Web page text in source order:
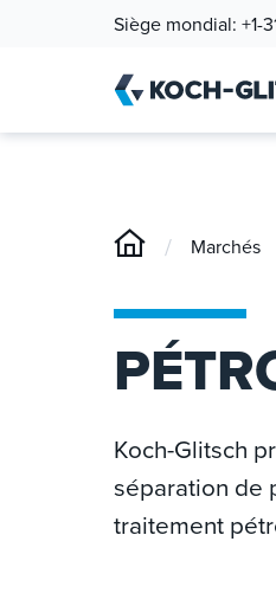
Siège mondial: +1-
/ Marchés
Koch-Glitsch
séparation de
traitement